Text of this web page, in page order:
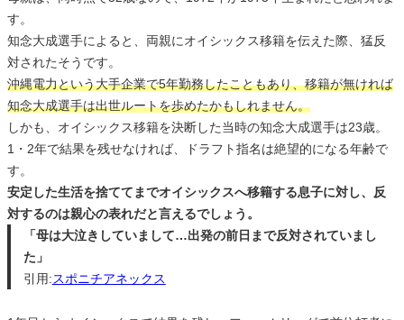
す。
知念大成選手によると、両親にオイシックス移籍を伝えた際、猛反
対されたそうです。
沖縄電力という大手企業で5年勤務したこともあり、移籍が無ければ
知念大成選手は出世ルートを歩めたかもしれません。
しかも、オイシックス移籍を決断した当時の知念大成選手は23歳。
1・2年で結果を残せなければ、ドラフト指名は絶望的になる年齢で
す。
安定した生活を捨ててまでオイシックスへ移籍する息子に対し、反
対するのは親心の表れだと言えるでしょう。
「母は大泣きしていまして…出発の前日まで反対されていまし
た」
引用:スポニチアネックス